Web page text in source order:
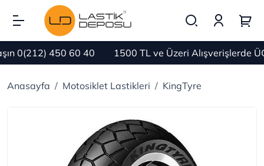
0(212) 450 60 40 1500 TL ve Üzeri Alışverişlerde
Anasayfa Motosiklet Lastikleri KingTyre